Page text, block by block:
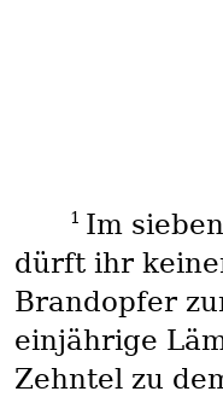
1 Im
dürft ihr
Brandopfer
einjährige
Zehntel zu